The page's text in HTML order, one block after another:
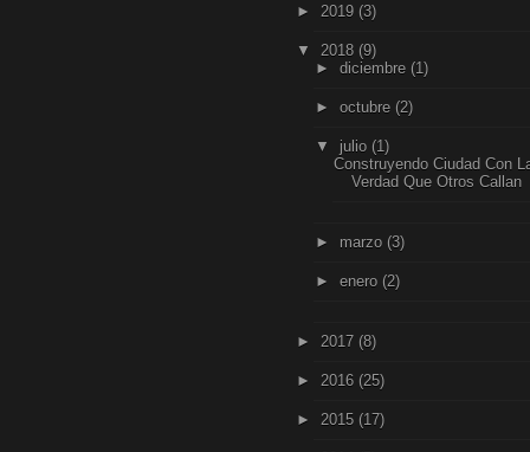
► 2019 (3)
▼ 2018 (9)
► diciembre (1)
► octubre (2)
▼ julio (1)
Construyendo Ciudad Con
Verdad Que Otros Callan
► marzo (3)
► enero (2)
► 2017 (8)
► 2016 (25)
► 2015 (17)